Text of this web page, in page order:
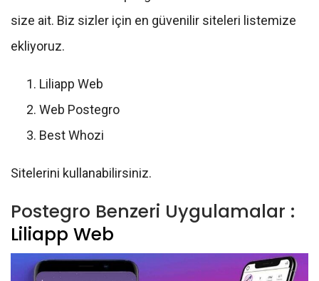
size ait. Biz sizler için en güvenilir siteleri listemize
ekliyoruz.
Liliapp Web
Web Postegro
Best Whozi
Sitelerini kullanabilirsiniz.
Postegro Benzeri Uygulamalar :
Liliapp Web